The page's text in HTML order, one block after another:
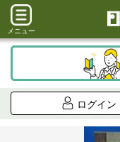
メニュー
ログイン